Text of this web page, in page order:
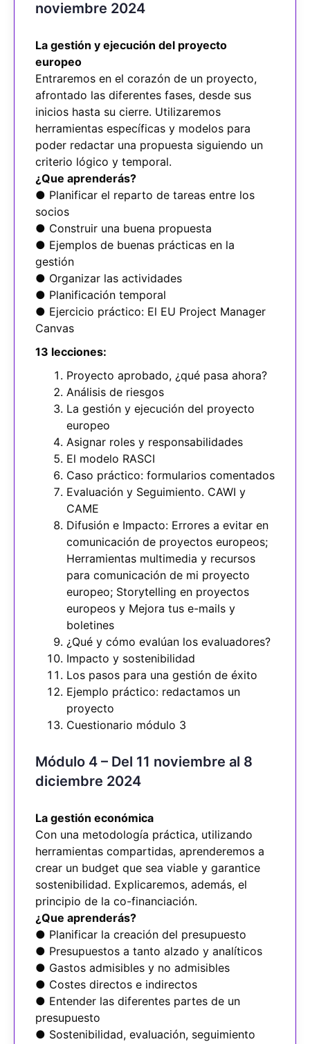
noviembre 2024
La gestión y ejecución del proyecto
europeo
Entraremos en el corazón de un proyecto,
afrontado las diferentes fases, desde sus
inicios hasta su cierre. Utilizaremos
herramientas específicas y modelos para
poder redactar una propuesta siguiendo un
criterio lógico y temporal.
¿Que aprenderás?
● Planificar el reparto de tareas entre los
socios
● Construir una buena propuesta
● Ejemplos de buenas prácticas en la
gestión
● Organizar las actividades
● Planificación temporal
● Ejercicio práctico: El EU Project Manager
Canvas
13 lecciones:
Proyecto aprobado, ¿qué pasa ahora?
Análisis de riesgos
La gestión y ejecución del proyecto
europeo
Asignar roles y responsabilidades
El modelo RASCI
Caso práctico: formularios comentados
Evaluación y Seguimiento. CAWI y
CAME
Difusión e Impacto: Errores a evitar en
comunicación de proyectos europeos;
Herramientas multimedia y recursos
para comunicación de mi proyecto
europeo; Storytelling en proyectos
europeos y Mejora tus e-mails y
boletines
¿Qué y cómo evalúan los evaluadores?
Impacto y sostenibilidad
Los pasos para una gestión de éxito
Ejemplo práctico: redactamos un
proyecto
Cuestionario módulo 3
Módulo 4 – Del 11 noviembre al 8
diciembre 2024
La gestión económica
Con una metodología práctica, utilizando
herramientas compartidas, aprenderemos a
crear un budget que sea viable y garantice
sostenibilidad. Explicaremos, además, el
principio de la co-financiación.
¿Que aprenderás?
● Planificar la creación del presupuesto
● Presupuestos a tanto alzado y analíticos
● Gastos admisibles y no admisibles
● Costes directos e indirectos
● Entender las diferentes partes de un
presupuesto
● Sostenibilidad, evaluación, seguimiento